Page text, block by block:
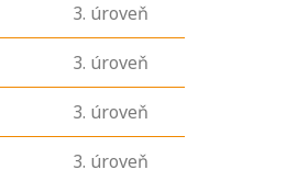
3. úroveň
3. úroveň
3. úroveň
3. úroveň